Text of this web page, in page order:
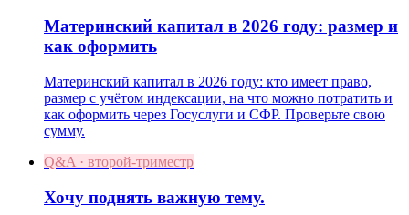
Материнский капитал в 2026 году: размер и
как оформить
Материнский капитал в 2026 году: кто имеет право,
размер с учётом индексации, на что можно потратить и
как оформить через Госуслуги и СФР. Проверьте свою
сумму.
Q&A · второй-триместр
Хочу поднять важную тему.